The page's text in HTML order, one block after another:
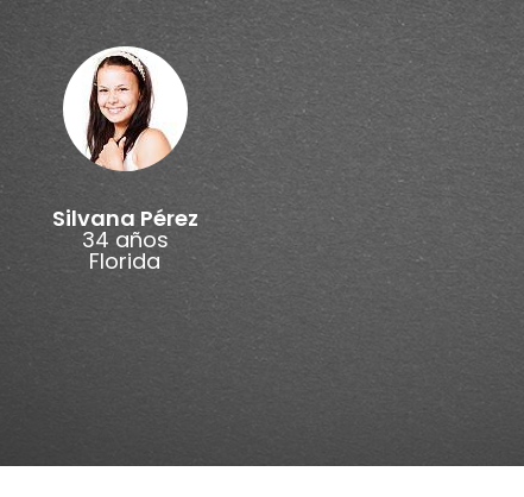
Silvana Pérez
34 años
Florida